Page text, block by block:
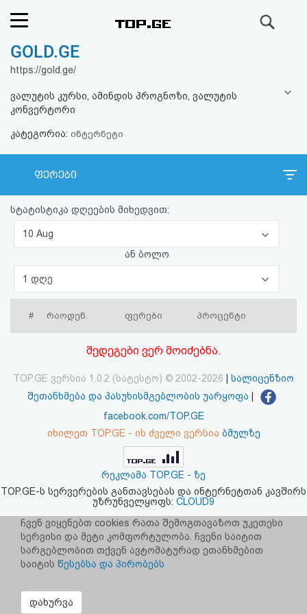
რეიტინგი
კითხვა-
პასუხი
ავტორიზაცია
პაროლის
აღდგენა
კოდი
შეთანხმება
პასუხისმგებლობის
უარყოფა
GOLD.GE
https://gold.ge/
ვალუტის კურსი, ამინდის პროგნოზი, ვალუტის
კონვერტორი
კატეგორია: ინტერნეტი
ფერები
სტატისტიკა დღეების მიხედვით:
10 Aug
ან ბოლო
1 დღე
# რაოდენ. ფერები პროცენტი
შედეგები ვერ მოიძებნა.
TOP.GE ვერსია 1.0.2 (სატესტო) © 2002-2026
სალიცენზიო
შეთანხმება და პასუხისმგებლობის უარყოფა
facebook.com/TOP.GE
იხილეთ TOP.GE - ის ძველი ვერსია ბმულზე
რეკლამა TOP.GE - ზე
TOP.GE-ს სერვერების განთავსებას და ინტერნეტთან კავშირს
უზრუნველყოფს: CLOUD9
ჩვენ ვიყენებთ cookies რათა შემოგთავაზოთ უკეთესი
სერვისი და მეტი კომფორტულობა. ჩვენი საიტით
სარგებლობით თქვენ ავტომატურად ეთანხმებით
საიტის წესებსა და პირობებს
დახურვა